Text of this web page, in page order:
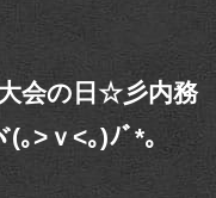
会の日☆彡内務
>ｖ<｡)ﾉﾞ*。